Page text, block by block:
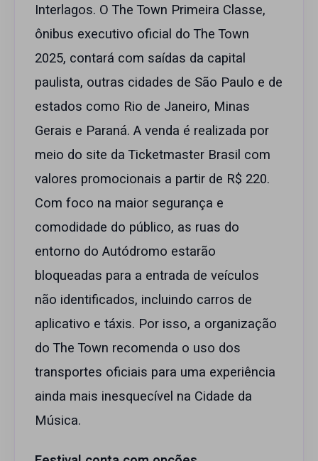
Interlagos. O The Town Primeira Classe,
ônibus executivo oficial do The Town
2025, contará com saídas da capital
paulista, outras cidades de São Paulo e de
estados como Rio de Janeiro, Minas
Gerais e Paraná. A venda é realizada por
meio do site da Ticketmaster Brasil com
valores promocionais a partir de R$ 220.
Com foco na maior segurança e
comodidade do público, as ruas do
entorno do Autódromo estarão
bloqueadas para a entrada de veículos
não identificados, incluindo carros de
aplicativo e táxis. Por isso, a organização
do The Town recomenda o uso dos
transportes oficiais para uma experiência
ainda mais inesquecível na Cidade da
Música.